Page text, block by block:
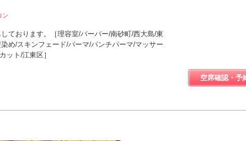
ン
ております。［理容室/バーバー/南砂町/西大島/東
め/スキンフェード/パーマ/パンチパーマ/マッサー
ット/江東区］
空席確認・予